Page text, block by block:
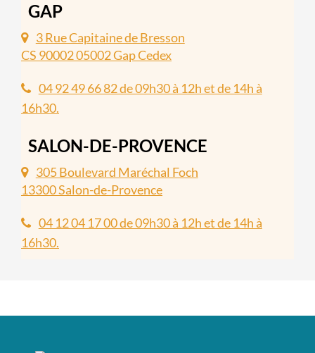
GAP
3 Rue Capitaine de Bresson
CS 90002 05002 Gap Cedex
04 92 49 66 82 de 09h30 à 12h et de 14h à
16h30.
SALON-DE-PROVENCE
305 Boulevard Maréchal Foch
13300 Salon-de-Provence
04 12 04 17 00 de 09h30 à 12h et de 14h à
16h30.